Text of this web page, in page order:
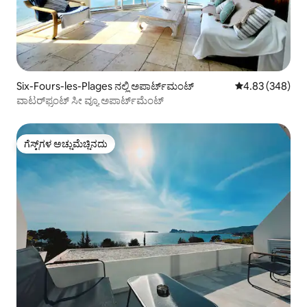
Six-Fours-les-Plages ನಲ್ಲಿ ಅಪಾರ್ಟ್‌ಮಂಟ್ 5 ರಲ್ಲಿ 4.83
4.83 (348)
ವಾಟರ್‌ಫ್ರಂಟ್ ಸೀ ವ್ಯೂ ಅಪಾರ್ಟ್‌ಮೆಂಟ್
ಗೆಸ್ಟ್‌ಗಳ ಅಚ್ಚುಮೆಚ್ಚಿನದು
ಗೆಸ್ಟ್‌ಗಳ ಅಚ್ಚುಮೆಚ್ಚಿನದು